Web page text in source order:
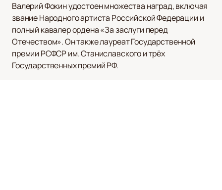
Валерий Фокин удостоен множества наград, включая
звание Народного артиста Российской Федерации и
полный кавалер ордена «За заслуги перед
Отечеством». Он также лауреат Государственной
премии РСФСР им. Станиславского и трёх
Государственных премий РФ.